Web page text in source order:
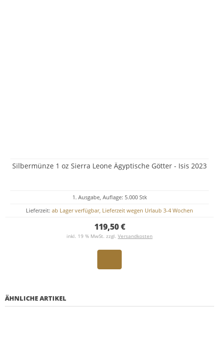
Silbermünze 1 oz Sierra Leone Ägyptische Götter - Isis 2023
1. Ausgabe, Auflage: 5.000 Stk
Lieferzeit: ab Lager verfügbar, Lieferzeit wegen Urlaub 3-4 Wochen
119,50 €
inkl. 19 % MwSt. zzgl. Versandkosten
ÄHNLICHE ARTIKEL